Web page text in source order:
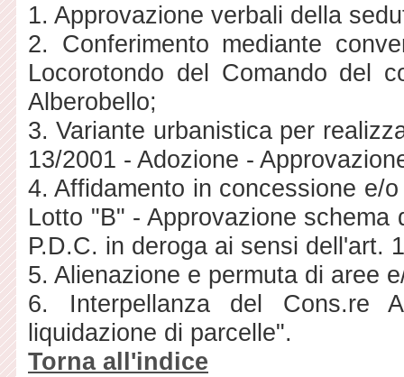
1. Approvazione verbali della
2. Conferimento mediante
Locorotondo del Comando del
Alberobello;
3. Variante urbanistica per
13/2001 - Adozione -
4. Affidamento in concessione e/
Lotto "B" - Approvazione
P.D.C. in deroga ai sensi dell'art.
5. Alienazione e permuta di aree
6. Interpellanza del Cons.re
liquidazione di parcelle".
Torna all'indice